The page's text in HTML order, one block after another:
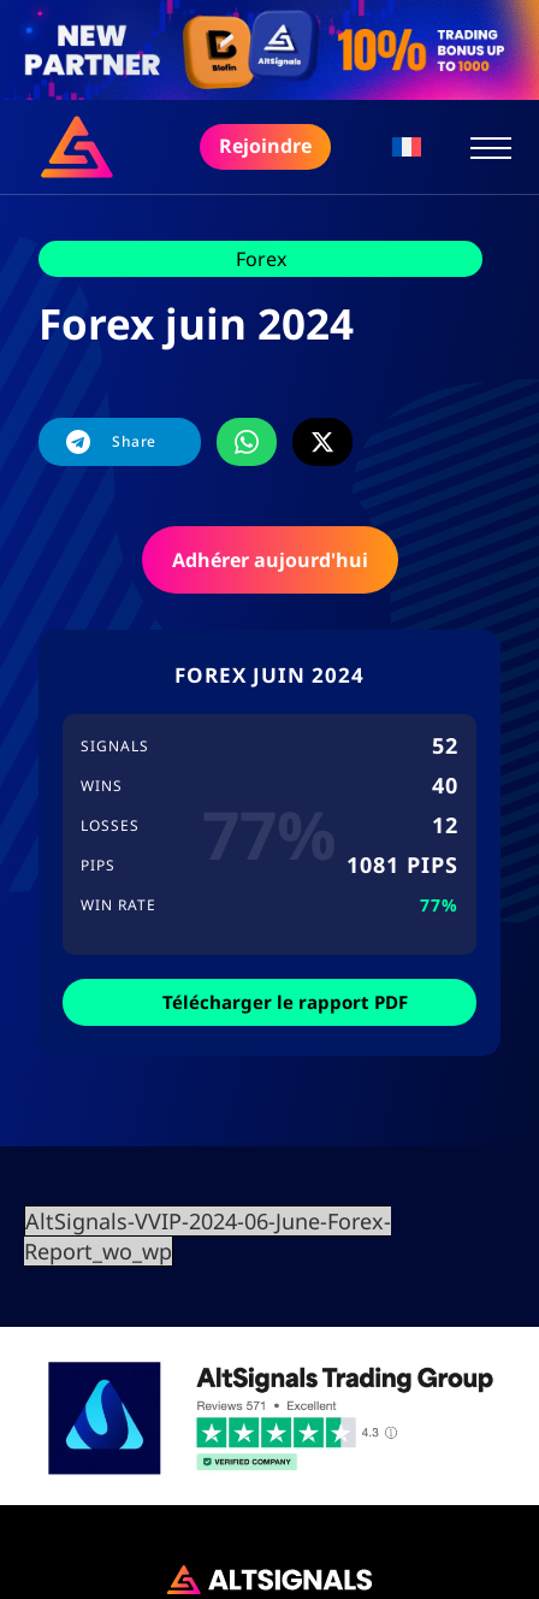
Rejoindre
Forex
Forex juin 2024
Share
Adhérer aujourd'hui
FOREX JUIN 2024
SIGNALS 52
WINS 40
LOSSES 12
PIPS 1081 PIPS
WIN RATE 77%
Télécharger le rapport PDF
AltSignals-VVIP-2024-06-June-Forex-
Report_wo_wp